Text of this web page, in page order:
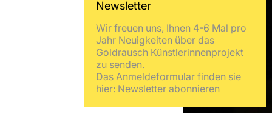
Wir freuen uns, Ihnen 4-6 Mal pro
Jahr Neuigkeiten über das
Goldrausch Künstlerinnenprojekt
zu senden.
Das Anmeldeformular finden sie
hier: Newsletter abonnieren